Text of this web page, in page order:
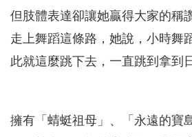
但肢體表達卻讓她贏得大家的稱
走上舞蹈這條路，她說，小時舞
此就這麼跳下去，一直跳到拿到
擁有「蜻蜓祖母」、「永遠的寶